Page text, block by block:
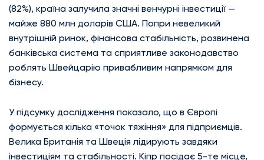
(82%), країна залучила значні венчурні інвестиції —
майже 880 млн доларів США. Попри невеликий
внутрішній ринок, фінансова стабільність, розвинена
банківська система та сприятливе законодавство
роблять Швейцарію привабливим напрямком для
бізнесу.
У підсумку дослідження показало, що в Європі
формується кілька «точок тяжіння» для підприємців.
Велика Британія та Швеція лідирують завдяки
інвестиціям та стабільності. Кіпр посідає 5-те місце,